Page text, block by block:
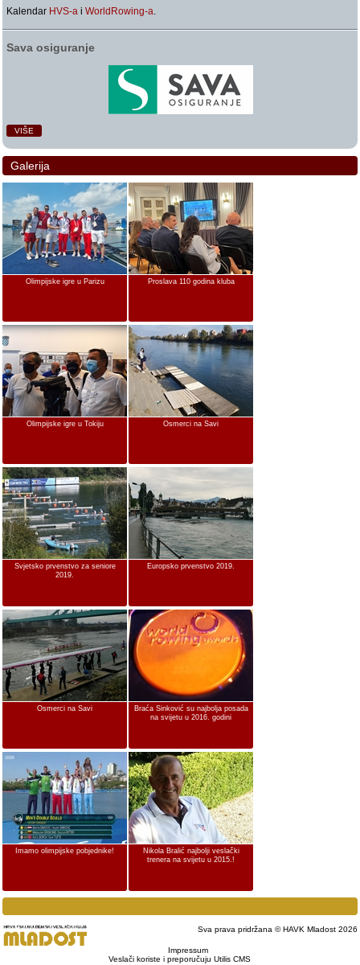
Kalendar HVS-a iWorldRowing-a.
Sava osiguranje
VIŠE
Galerija
Olimpijske igre u Parizu Proslava 110 godina kluba
Olimpijske igre u Tokiju Osmerci na Savi
Svjetsko prvenstvo za seniore
2019.
Europsko prvenstvo 2019.
Osmerci na Savi
Braća Sinković su najbolja posada
na svijetu u 2016. godini
Imamo olimpijske pobjednike!
Nikola Bralić najbolji veslački
trenera na svijetu u 2015.!
Sva prava pridržana © HAVK Mladost 2026
Impressum
Veslači koriste i preporučuju Utilis CMS